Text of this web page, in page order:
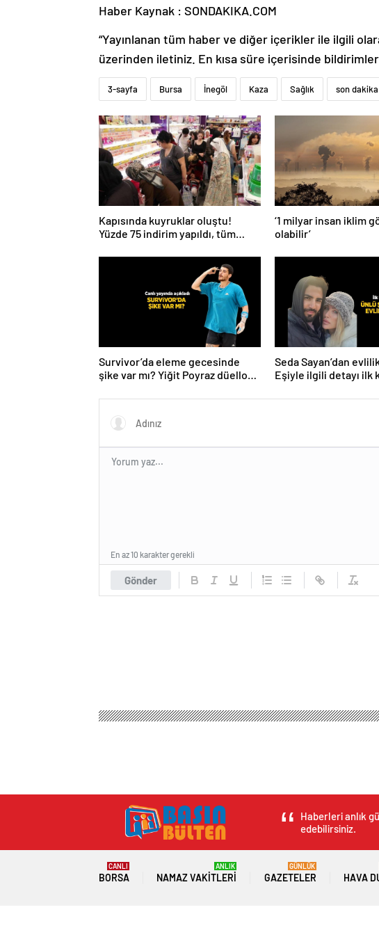
Haber Kaynak : SONDAKIKA.COM
“Yayınlanan tüm haber ve diğer içerikler ile ilgili
üzerinden iletiniz. En kısa süre içerisinde
3-sayfa Bursa İnegöl Kaza Sağlık son dakika
Kapısında kuyruklar oluştu!
Yüzde 75 indirim yapıldı, tüm
‘1 milyar insan iklim
olabilir’
Survivor’da eleme gecesinde
şike var mı? Yiğit Poyraz düelloda
anlattı!
Seda Sayan’dan
Eşiyle ilgili detayı ilk
Gönder
En az 10 karakter gerekli
Bursa’da Tarihi Camii
Bursa’da Tarihi Camii